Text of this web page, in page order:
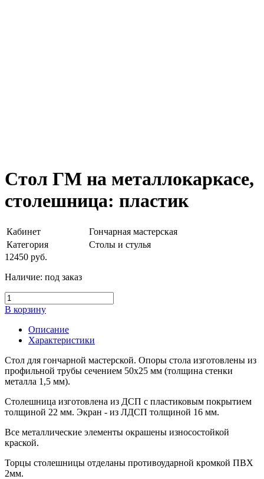
Стол ГМ на металлокаркасе,
столешница: пластик
Кабинет
Гончарная мастерская
Категория
Столы и стулья
12450 руб.
Наличие: под заказ
В корзину
Описание
Характеристики
Стол для гончарной мастерской. Опоры стола изготовлены из
профильной трубы сечением 50х25 мм (толщина стенки
металла 1,5 мм).
Столешница изготовлена из ДСП с пластиковым покрытием
толщиной 22 мм. Экран - из ЛДСП толщиной 16 мм.
Все металлические элементы окрашены износостойкой
краской.
Торцы столешницы отделаны противоударной кромкой ПВХ
2мм.